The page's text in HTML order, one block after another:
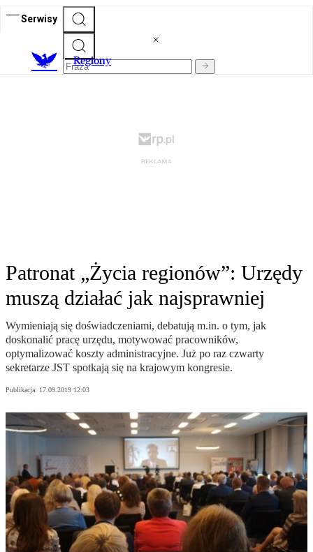
Serwisy
Regiony
Patronat „Życia regionów”: Urzędy
muszą działać jak najsprawniej
Wymieniają się doświadczeniami, debatują m.in. o tym, jak
doskonalić pracę urzędu, motywować pracowników,
optymalizować koszty administracyjne. Już po raz czwarty
sekretarze JST spotkają się na krajowym kongresie.
Publikacja: 17.09.2019 12:03